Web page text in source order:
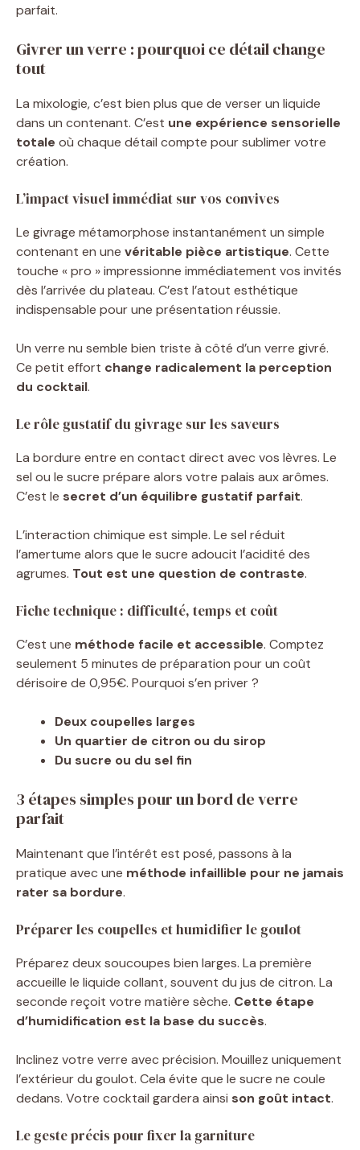
parfait.
Givrer un verre : pourquoi ce détail change
tout
La mixologie, c’est bien plus que de verser un liquide
dans un contenant. C’est une expérience sensorielle
totale où chaque détail compte pour sublimer votre
création.
L’impact visuel immédiat sur vos convives
Le givrage métamorphose instantanément un simple
contenant en une véritable pièce artistique. Cette
touche « pro » impressionne immédiatement vos invités
dès l’arrivée du plateau. C’est l’atout esthétique
indispensable pour une présentation réussie.
Un verre nu semble bien triste à côté d’un verre givré.
Ce petit effort change radicalement la perception
du cocktail.
Le rôle gustatif du givrage sur les saveurs
La bordure entre en contact direct avec vos lèvres. Le
sel ou le sucre prépare alors votre palais aux arômes.
C’est le secret d’un équilibre gustatif parfait.
L’interaction chimique est simple. Le sel réduit
l’amertume alors que le sucre adoucit l’acidité des
agrumes. Tout est une question de contraste.
Fiche technique : difficulté, temps et coût
C’est une méthode facile et accessible. Comptez
seulement 5 minutes de préparation pour un coût
dérisoire de 0,95€. Pourquoi s’en priver ?
Deux coupelles larges
Un quartier de citron ou du sirop
Du sucre ou du sel fin
3 étapes simples pour un bord de verre
parfait
Maintenant que l’intérêt est posé, passons à la
pratique avec une méthode infaillible pour ne jamais
rater sa bordure.
Préparer les coupelles et humidifier le goulot
Préparez deux soucoupes bien larges. La première
accueille le liquide collant, souvent du jus de citron. La
seconde reçoit votre matière sèche. Cette étape
d’humidification est la base du succès.
Inclinez votre verre avec précision. Mouillez uniquement
l’extérieur du goulot. Cela évite que le sucre ne coule
dedans. Votre cocktail gardera ainsi son goût intact.
Le geste précis pour fixer la garniture